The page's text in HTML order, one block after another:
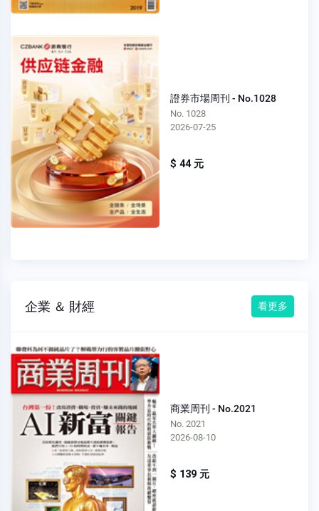
證券市場周刊 - No.1028
No. 1028
2026-07-25
$ 44 元
企業 ＆ 財經 看更多
商業周刊 - No.2021
No. 2021
2026-08-10
$ 139 元